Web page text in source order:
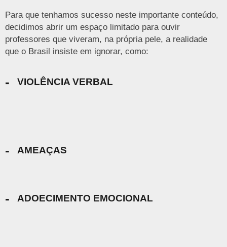
Para que tenhamos sucesso neste importante conteúdo,
decidimos abrir um espaço limitado para ouvir
professores que viveram, na própria pele, a realidade
que o Brasil insiste em ignorar, como:
- VIOLÊNCIA VERBAL
- AMEAÇAS
- ADOECIMENTO EMOCIONAL